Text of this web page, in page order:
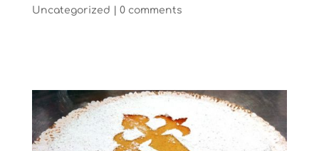
Uncategorized 0 comments